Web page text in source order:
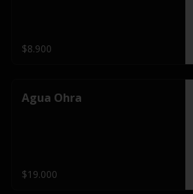
$8.900
Agua Ohra
$19.000